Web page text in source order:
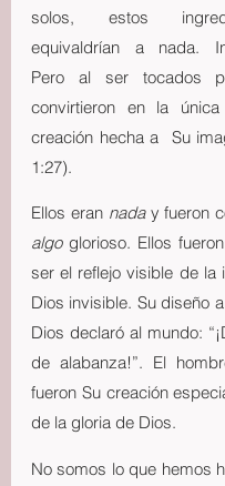
solos, estos
equivaldrían a nada.
Pero al ser tocados
convirtieron en la
creación hecha a  Su
1:27).
Ellos eran nada
algo glorioso. Ellos
ser el reflejo visible de la
Dios invisible. Su diseño
Dios declaró al mundo:
de alabanza!”. El
fueron Su creación
de la gloria de Dios.
No somos lo que hemos